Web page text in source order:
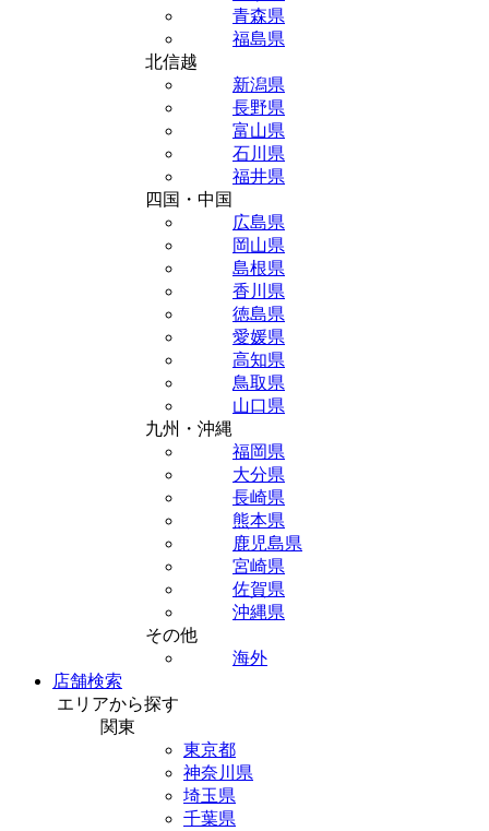
青森県
福島県
北信越
新潟県
長野県
富山県
石川県
福井県
四国・中国
広島県
岡山県
島根県
香川県
徳島県
愛媛県
高知県
鳥取県
山口県
九州・沖縄
福岡県
大分県
長崎県
熊本県
鹿児島県
宮崎県
佐賀県
沖縄県
その他
海外
店舗検索
エリアから探す
関東
東京都
神奈川県
埼玉県
千葉県